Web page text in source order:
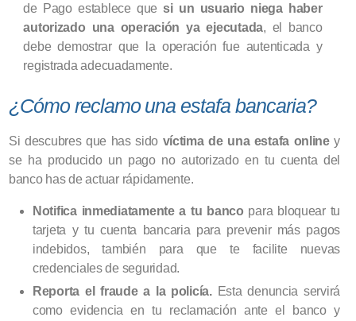
de Pago establece quesi un usuario niega haber
autorizado una operación ya ejecutada, el banco
debe demostrar que la operación fue autenticada y
registrada adecuadamente.
¿Cómo reclamo una estafa bancaria?
Si descubres que has sido víctima de una estafa onliney
se ha producido un pago no autorizado en tu cuenta del
banco has de actuar rápidamente.
Notifica inmediatamente a tu banco para bloquear tu
tarjeta y tu cuenta bancaria para prevenir más pagos
indebidos, también para que te facilite nuevas
credenciales de seguridad.
Reporta el fraude a la policía.Esta denuncia servirá
como evidencia en tu reclamación ante el banco y